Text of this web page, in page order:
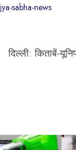
sabha-news
दिल्ली: किताबें-